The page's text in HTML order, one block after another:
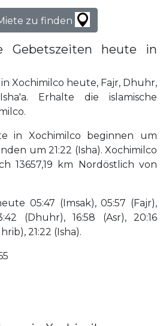
zu finden
Gebetszeiten heute in
Xochimilco heute, Fajr, Dhuhr,
Erhalte die islamische
in Xochimilco beginnen um
um 21:22 (Isha). Xochimilco
13657,19 km Nordöstlich von
05:47 (Imsak), 05:57 (Fajr),
(Dhuhr), 16:58 (Asr), 20:16
21:22 (Isha).